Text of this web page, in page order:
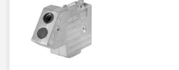
Sistema eCAD